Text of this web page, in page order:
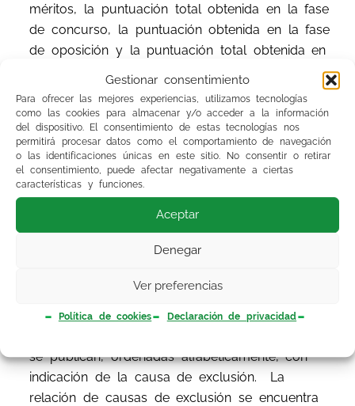
Gestionar consentimiento
Para ofrecer las mejores experiencias, utilizamos tecnologías
como las cookies para almacenar y/o acceder a la información
del dispositivo. El consentimiento de estas tecnologías nos
permitirá procesar datos como el comportamiento de navegación
o las identificaciones únicas en este sitio. No consentir o retirar
el consentimiento, puede afectar negativamente a ciertas
características y funciones.
Aceptar
Denegar
Ver preferencias
Política de cookies Declaración de privacidad
méritos, la puntuación total obtenida en la fase
de concurso, la puntuación obtenida en la fase
de oposición y la puntuación total obtenida en
el concurso-oposición.
Igualmente se aprueban las listas provisionales
de personas aspirantes que no han superado el
concurso-oposición con indicación de la
puntuación asignada por los Tribunales
Calificadores en cada uno de los apartados del
baremo de méritos (en los casos en los que ha
sido necesario baremar para la resolución del
concurso-oposición), la puntuación obtenida en
obtenida en el concurso-oposición. Las listas
provisionales de personas aspirantes excluidas
se publican, ordenadas alfabéticamente, con
indicación de la causa de exclusión. La
relación de causas de exclusión se encuentra